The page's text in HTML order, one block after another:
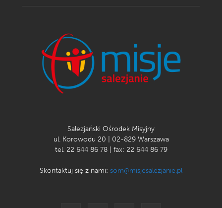
Salezjański Ośrodek Misyjny
ul. Korowodu 20 | 02-829 Warszawa
tel. 22 644 86 78 | fax: 22 644 86 79
Skontaktuj się z nami: som@misjesalezjanie.pl